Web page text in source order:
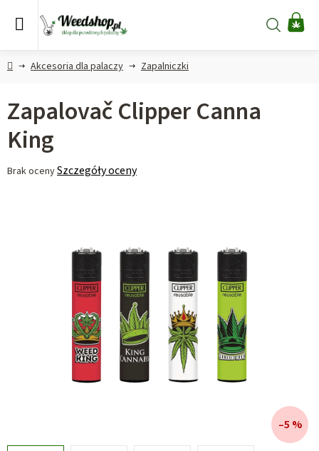
Szukaj
HomeAkcesoria dla palaczy Zapalniczki
Zapalovač Clipper Canna
King
Średnia
Brak ocenySzczegóły oceny
–5 %